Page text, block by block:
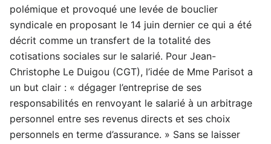
polémique et provoqué une levée de bouclier
syndicale en proposant le 14 juin dernier ce qui a été
décrit comme un transfert de la totalité des
cotisations sociales sur le salarié. Pour Jean-
Christophe Le Duigou (CGT), l’idée de Mme Parisot a
un but clair : « dégager l’entreprise de ses
responsabilités en renvoyant le salarié à un arbitrage
personnel entre ses revenus directs et ses choix
personnels en terme d’assurance. » Sans se laisser